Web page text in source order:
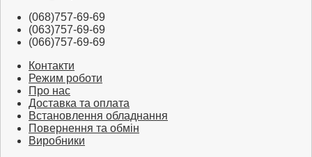
(068)757-69-69
(063)757-69-69
(066)757-69-69
Контакти
Режим роботи
Про нас
Доставка та оплата
Встановлення обладнання
Повернення та обмін
Виробники